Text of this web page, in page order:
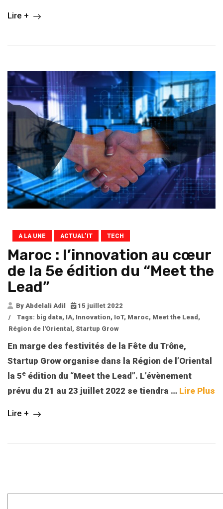
Lire +
A LA UNE ACTUAL’IT TECH
Maroc : l’innovation au cœur
de la 5e édition du “Meet the
Lead”
By Abdelali Adil
15 juillet 2022
/
Tags: big data, IA, Innovation, IoT, Maroc, Meet the Lead ,
Région de l'Oriental , Startup Grow
En marge des festivités de la Fête du Trône,
Startup Grow organise dans la Région de l’Oriental
la 5e édition du “Meet the Lead”. L’évènement
prévu du 21 au 23 juillet 2022 se tiendra … Lire Plus
Lire +